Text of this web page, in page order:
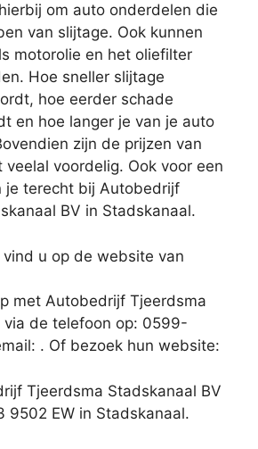
om auto onderdelen die
van slijtage. Ook kunnen
motorolie en het oliefilter
Hoe sneller slijtage
hoe eerder schade
en hoe langer je van je auto
zijn de prijzen van
veelal voordelig. Ook voor een
je terecht bij Autobedrijf
BV in Stadskanaal.
u op de website van
met Autobedrijf Tjeerdsma
via de telefoon op: 0599-
. Of bezoek hun website:
Tjeerdsma Stadskanaal BV
9502 EW in Stadskanaal.